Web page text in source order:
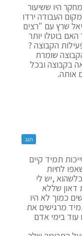
היו ששיעור
העבודה ירדו
שרץ עם "רצים
בוטלו יותר
שומרת
בקבוצה ובכל
אותה.
תמיד קיים
לחיות
,יש לי
דאון שללא
כמוך לא היו
מרגישים את
עוד בימי אדם
הגב